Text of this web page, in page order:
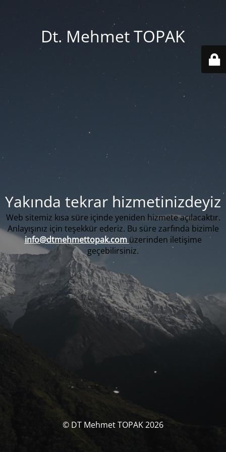
Dt. Mehmet TOPAK
Yakında tekrar hizmetinizdeyiz
Web sitemiz kısa süre içinde yeniden hizmete açılacaktır.
Anlayışınız için teşekkür ederiz. Bu süre zarfında bizimle
info@dtmehmettopak.com üzerinden iletişime
geçebilirsiniz.
© DT Mehmet TOPAK 2026